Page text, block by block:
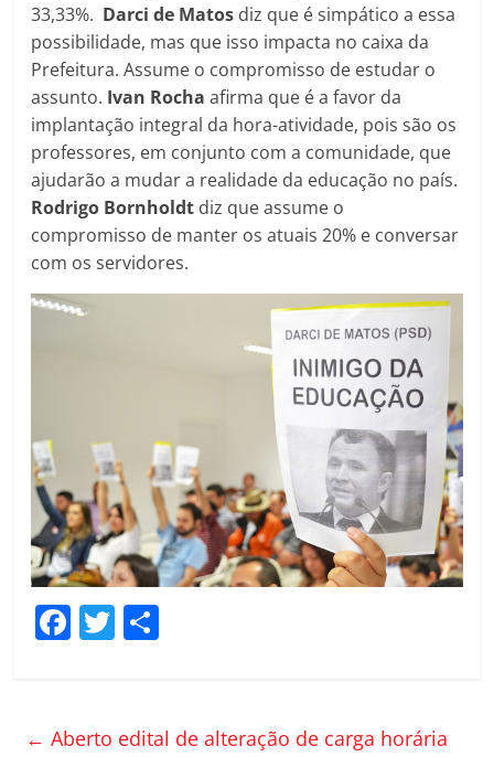
33,33%. Darci de Matos diz que é simpático a essa
possibilidade, mas que isso impacta no caixa da
Prefeitura. Assume o compromisso de estudar o
assunto. Ivan Rochaafirma que é a favor da
implantação integral da hora-atividade, pois são os
professores, em conjunto com a comunidade, que
ajudarão a mudar a realidade da educação no país.
Rodrigo Bornholdt diz que assume o
compromisso de manter os atuais 20% e conversar
com os servidores.
F
e
T
er p
← Aberto edital de alteração de carga horária